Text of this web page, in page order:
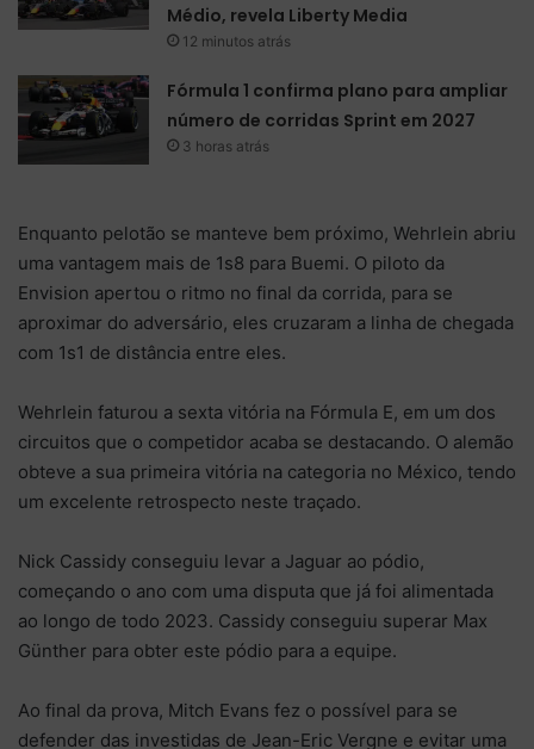
Médio, revela Liberty Media
12 minutos atrás
Fórmula 1 confirma plano para ampliar
número de corridas Sprint em 2027
3 horas atrás
Enquanto pelotão se manteve bem próximo, Wehrlein abriu
uma vantagem mais de 1s8 para Buemi. O piloto da
Envision apertou o ritmo no final da corrida, para se
aproximar do adversário, eles cruzaram a linha de chegada
com 1s1 de distância entre eles.
Wehrlein faturou a sexta vitória na Fórmula E, em um dos
circuitos que o competidor acaba se destacando. O alemão
obteve a sua primeira vitória na categoria no México, tendo
um excelente retrospecto neste traçado.
Nick Cassidy conseguiu levar a Jaguar ao pódio,
começando o ano com uma disputa que já foi alimentada
ao longo de todo 2023. Cassidy conseguiu superar Max
Günther para obter este pódio para a equipe.
Ao final da prova, Mitch Evans fez o possível para se
defender das investidas de Jean-Eric Vergne e evitar uma